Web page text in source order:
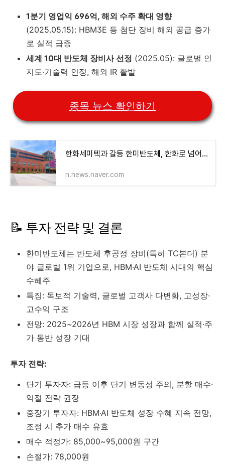
1분기 영업익 696억, 해외 수주 확대 영향
(2025.05.15): HBM3E 등 첨단 장비 해외 공급 증가
로 실적 급증
세계 10대 반도체 장비사 선정 (2025.05): 글로벌 인
지도·기술력 인정, 해외 IR 활발
종목 뉴스 확인하기
한화세미텍과 갈등 한미반도체, 한화로 넘어간 아워홈과 급식 계약 종료
n.news.naver.com
📝 투자 전략 및 결론
한미반도체는 반도체 후공정 장비(특히 TC본더) 분
야 글로벌 1위 기업으로, HBM·AI 반도체 시대의 핵심
수혜주
특징: 독보적 기술력, 글로벌 고객사 다변화, 고성장·
고수익 구조
전망: 2025~2026년 HBM 시장 성장과 함께 실적·주
가 동반 성장 기대
투자 전략:
단기 투자자: 급등 이후 단기 변동성 주의, 분할 매수·
익절 전략 권장
중장기 투자자: HBM·AI 반도체 성장 수혜 지속 전망,
조정 시 추가 매수 유효
매수 적정가: 85,000~95,000원 구간
손절가: 78,000원